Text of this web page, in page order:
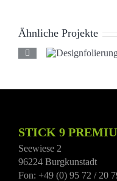
Ähnliche Projekte
STICK 9
Seewiese 2
96224 Burgkunstadt
Fon: +49 (0) 95 72 / 20